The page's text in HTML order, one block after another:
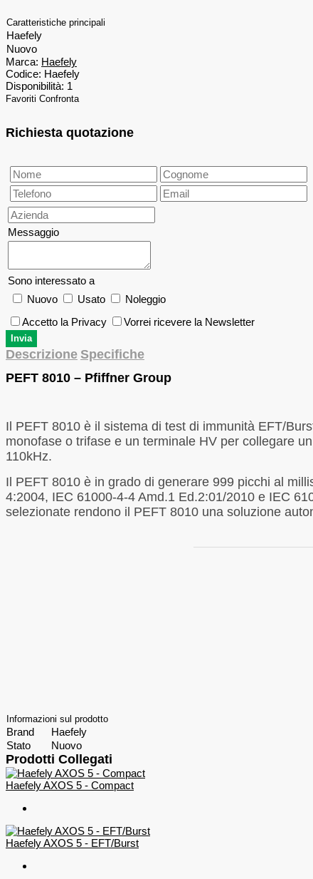
Caratteristiche principali
Haefely
Nuovo
Marca: Haefely
Codice: Haefely
Disponibilità: 1
Favoriti Confronta
Richiesta quotazione
Messaggio
Sono interessato a
Nuovo
Usato
Noleggio
Accetto la Privacy
Vorrei ricevere la Newsletter
Descrizione Specifiche
PEFT 8010 – Pfiffner Group
Il PEFT 8010 è il sistema di test di immunità EFT/
monofase o trifase e un terminale HV per collegare
110kHz.
Il PEFT 8010 è in grado di generare 999 picchi al
4:2004, IEC 61000-4-4 Amd.1 Ed.2:01/2010 e IEC
selezionate rendono il PEFT 8010 una soluzione
Informazioni sul prodotto
Brand
Haefely
Stato
Nuovo
Prodotti Collegati
Haefely AXOS 5 - Compact
Haefely AXOS 5 - EFT/Burst